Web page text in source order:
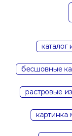
каталог
бесшовные
растровые
картинка